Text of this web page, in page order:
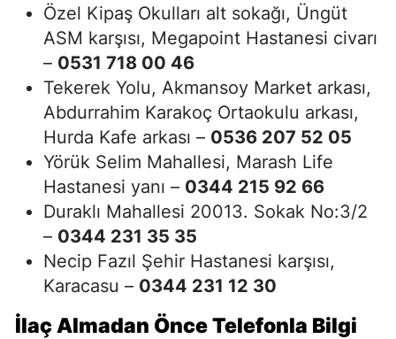
Özel Kipaş Okulları alt sokağı, Üngüt
ASM karşısı, Megapoint Hastanesi civarı
– 0531 718 00 46
Tekerek Yolu, Akmansoy Market arkası,
Abdurrahim Karakoç Ortaokulu arkası,
Hurda Kafe arkası – 0536 207 52 05
Yörük Selim Mahallesi, Marash Life
Hastanesi yanı – 0344 215 92 66
Duraklı Mahallesi 20013. Sokak No:3/2
– 0344 231 35 35
Necip Fazıl Şehir Hastanesi karşısı,
Karacasu – 0344 231 12 30
İlaç Almadan Önce Telefonla Bilgi